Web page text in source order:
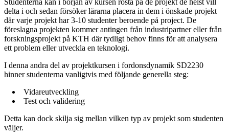
Studenterna kan i början av kursen rösta på de projekt de helst vill
delta i och sedan försöker lärarna placera in dem i önskade projekt
där varje projekt har 3-10 studenter beroende på project. De
föreslagna projekten kommer antingen från industripartner eller från
forskningsprojekt på KTH där tydligt behov finns för att analysera
ett problem eller utveckla en teknologi.
I denna andra del av projektkursen i fordonsdynamik SD2230
hinner studenterna vanligtvis med följande generella steg:
Vidareutveckling
Test och validering
Detta kan dock skilja sig mellan vilken typ av projekt som studenten
väljer.